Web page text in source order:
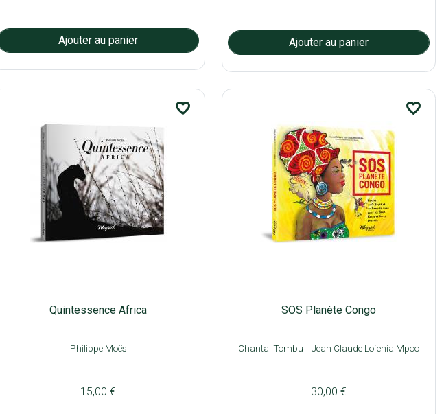
favorite_border
Quintessence Africa
Philippe Moës
15,00 €
favorite_border
SOS Planète Congo
Chantal Tombu Jean Claude Lofenia Mpoo
30,00 €